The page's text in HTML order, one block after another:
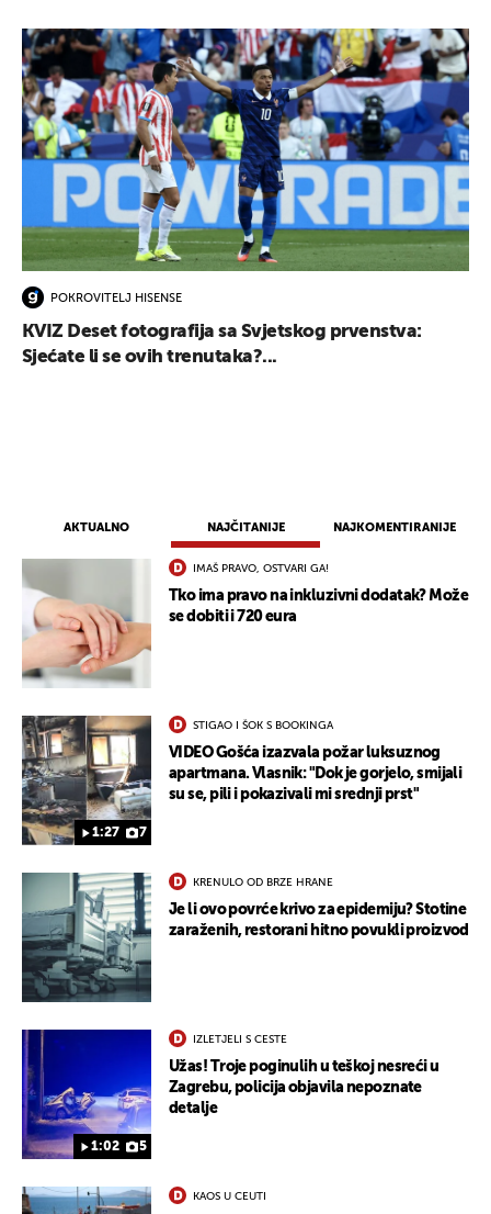
AKTUALNO NAJČITANIJE NAJKOMENTIRANIJE
IMAŠ PRAVO, OSTVARI GA!
Tko ima pravo na inkluzivni dodatak? Može
se dobiti i 720 eura
1:27 7
STIGAO I ŠOK S BOOKINGA
VIDEO Gošća izazvala požar luksuznog
apartmana. Vlasnik: "Dok je gorjelo, smijali
su se, pili i pokazivali mi srednji prst"
KRENULO OD BRZE HRANE
Je li ovo povrće krivo za epidemiju? Stotine
zaraženih, restorani hitno povukli proizvod
1:02 5
IZLETJELI S CESTE
Užas! Troje poginulih u teškoj nesreći u
Zagrebu, policija objavila nepoznate
detalje
KAOS U CEUTI
POKROVITELJ HISENSE
KVIZ Deset fotografija sa Svjetskog prvenstva:
Sjećate li se ovih trenutaka?...